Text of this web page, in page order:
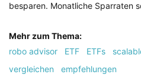
besparen. Monatliche Sparraten
Mehr zum Thema:
robo advisor
ETF ETFs
vergleichen
empfehlungen